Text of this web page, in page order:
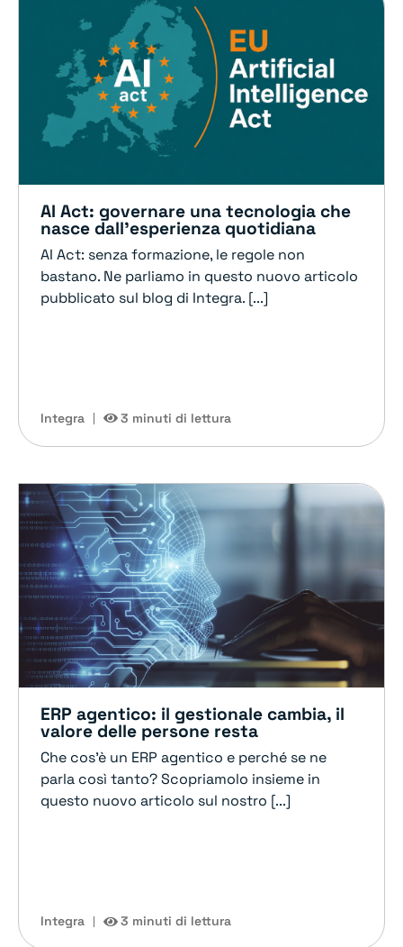
AI Act: governare una tecnologia che
nasce dall’esperienza quotidiana
AI Act: senza formazione, le regole non
bastano. Ne parliamo in questo nuovo articolo
pubblicato sul blog di Integra. [...]
Integra 3 minuti di lettura
ERP agentico: il gestionale cambia, il
valore delle persone resta
Che cos'è un ERP agentico e perché se ne
parla così tanto? Scopriamolo insieme in
questo nuovo articolo sul nostro [...]
Integra 3 minuti di lettura